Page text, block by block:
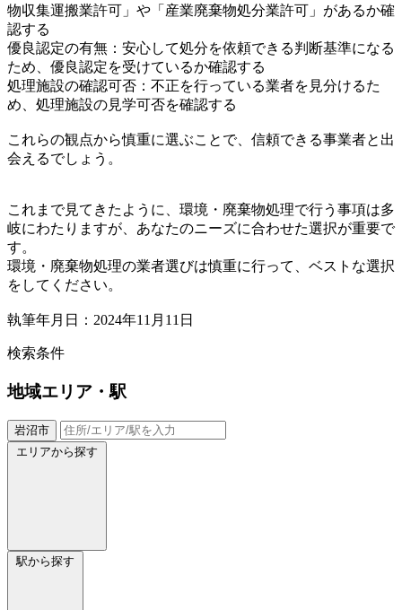
物収集運搬業許可」や「産業廃棄物処分業許可」があるか確
認する
優良認定の有無：安心して処分を依頼できる判断基準になる
ため、優良認定を受けているか確認する
処理施設の確認可否：不正を行っている業者を見分けるた
め、処理施設の見学可否を確認する
これらの観点から慎重に選ぶことで、信頼できる事業者と出
会えるでしょう。
これまで見てきたように、環境・廃棄物処理で行う事項は多
岐にわたりますが、あなたのニーズに合わせた選択が重要で
す。
環境・廃棄物処理の業者選びは慎重に行って、ベストな選択
をしてください。
執筆年月日：2024年11月11日
検索条件
地域エリア・駅
岩沼市
エリアから探す
駅から探す